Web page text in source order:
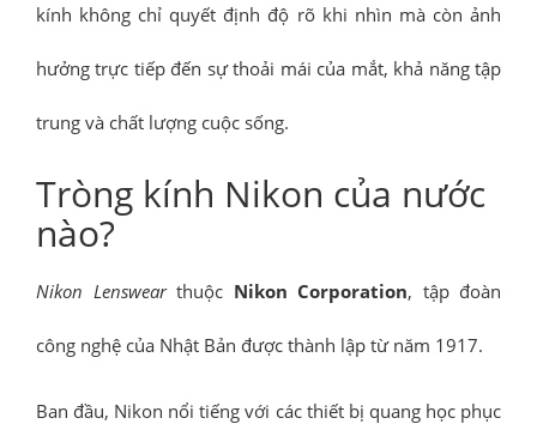
kính không chỉ quyết định độ rõ khi nhìn mà còn ảnh
hưởng trực tiếp đến sự thoải mái của mắt, khả năng tập
trung và chất lượng cuộc sống.
Tròng kính Nikon của nước
nào?
Nikon Lenswearthuộc Nikon Corporation, tập đoàn
công nghệ của Nhật Bản được thành lập từ năm 1917.
Ban đầu, Nikon nổi tiếng với các thiết bị quang học phục